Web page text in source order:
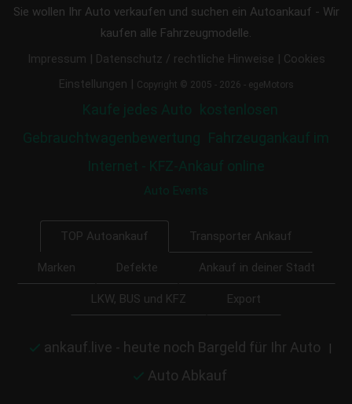
Sie wollen Ihr Auto verkaufen und suchen ein Autoankauf - Wir
kaufen alle Fahrzeugmodelle.
Impressum | Datenschutz / rechtliche Hinweise | Cookies
Einstellungen | Copyright © 2005 - 2026 - egeMotors
Kaufe jedes Auto kostenlosen
Gebrauchtwagenbewertung Fahrzeugankauf im
Internet - KFZ-Ankauf online
Auto Events
TOP Autoankauf Transporter Ankauf
Marken Defekte Ankauf in deiner Stadt
LKW, BUS und KFZ Export
ankauf.live - heute noch Bargeld für Ihr Auto |
Auto Abkauf